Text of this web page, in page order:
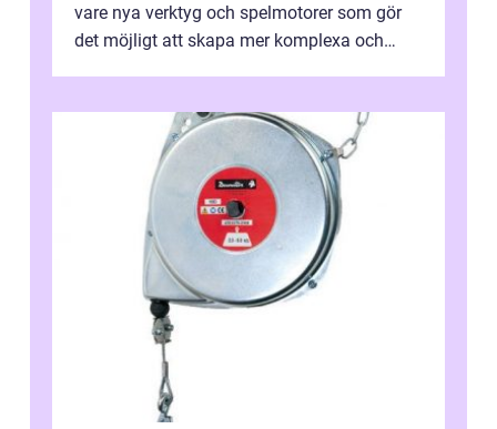
vare nya verktyg och spelmotorer som gör
det möjligt att skapa mer komplexa och